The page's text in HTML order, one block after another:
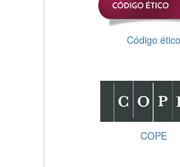
Código ético
COPE